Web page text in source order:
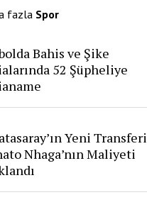
fazla Spor
Bahis ve Şike
52 Şüpheliye
Yeni Transferi
Nhaga’nın Maliyeti